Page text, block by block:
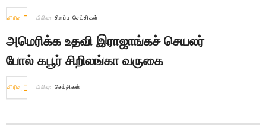
விரிவு பிரிவு: சிறப்பு செய்திகள்
அமெரிக்க உதவி இராஜாங்கச் செயலர்
போல் கபூர் சிறிலங்கா வருகை
விரிவு பிரிவு: செய்திகள்